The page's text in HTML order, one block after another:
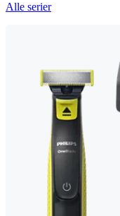
Alle serier